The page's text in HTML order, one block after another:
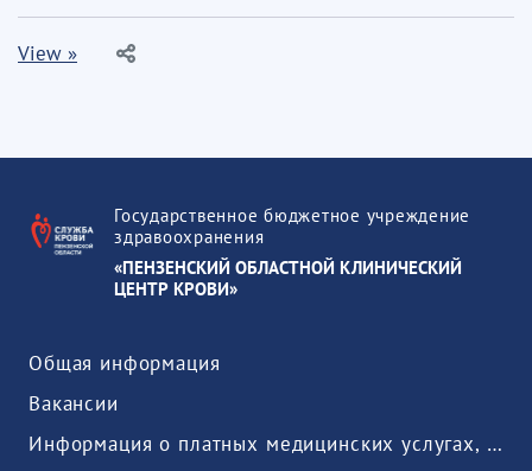
View »
Государственное бюджетное учреждение
здравоохранения
«ПЕНЗЕНСКИЙ ОБЛАСТНОЙ КЛИНИЧЕСКИЙ
ЦЕНТР КРОВИ»
Общая информация
Вакансии
Информация о платных медицинских услугах, предоставляемых медицинской организацией